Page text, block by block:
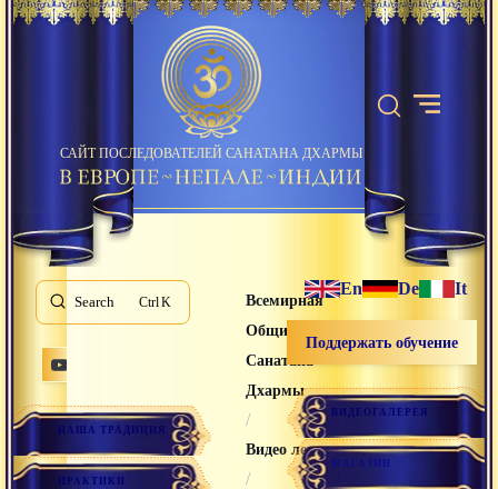
САЙТ ПОСЛЕДОВАТЕЛЕЙ САНАТАНА ДХАРМЫ
Search K
НАША ТРАДИЦИЯ
ПРАКТИКИ
Всемирная
Община
Санатана
Дхармы
/
Видео лекции
/
En De It
Поддержать обучение
ВИДЕОГАЛЕРЕЯ
МАГАЗИН